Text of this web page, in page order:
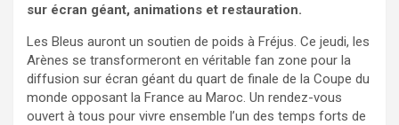
sur écran géant, animations et restauration.
Les Bleus auront un soutien de poids à Fréjus. Ce jeudi, les
Arènes se transformeront en véritable fan zone pour la
diffusion sur écran géant du quart de finale de la Coupe du
monde opposant la France au Maroc. Un rendez-vous
ouvert à tous pour vivre ensemble l’un des temps forts de